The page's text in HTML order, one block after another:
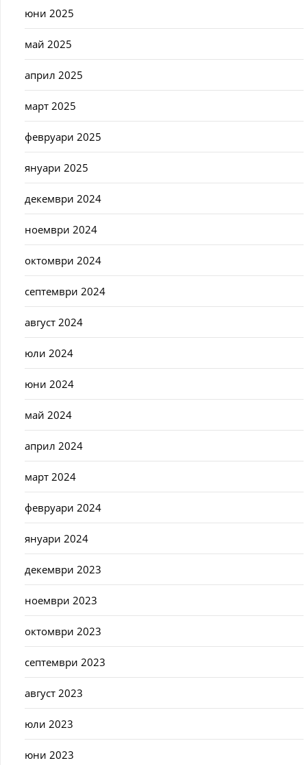
юни 2025
май 2025
април 2025
март 2025
февруари 2025
януари 2025
декември 2024
ноември 2024
октомври 2024
септември 2024
август 2024
юли 2024
юни 2024
май 2024
април 2024
март 2024
февруари 2024
януари 2024
декември 2023
ноември 2023
октомври 2023
септември 2023
август 2023
юли 2023
юни 2023